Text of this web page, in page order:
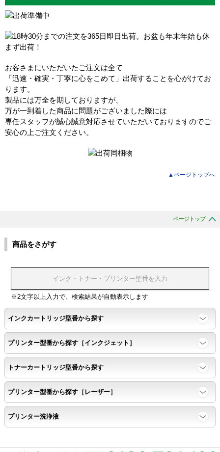
お客さまにいただいたご注文は全て
「迅速・確実・丁寧に心をこめて」出荷することを心がけてお
ります。
製品には万全を期しておりますが、
万が一到着した商品に問題がございました際には
専任スタッフが誠心誠意対応させていただいておりますのでご
安心の上ご注文ください。
▲ページトップへ
ページトップ
商品をさがす
※2文字以上入力で、検索結果が自動表示します
インクカートリッジ型番から探す
プリンター型番から探す［インクジェット］
トナーカートリッジ型番から探す
プリンター型番から探す［レーザー］
プリンター洗浄液